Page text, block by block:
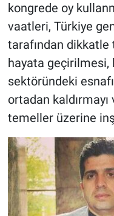
kongrede oy
vaatleri, Türkiye
tarafından
hayata geçirilmesi,
sektöründeki
ortadan
temeller üzerine